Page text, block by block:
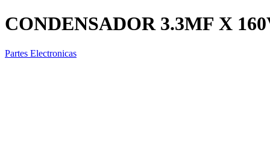
CONDENSADOR 3.3MF X
Partes Electronicas